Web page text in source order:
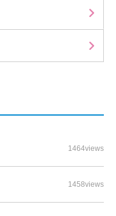
1464views
1458views